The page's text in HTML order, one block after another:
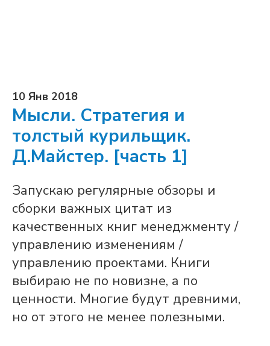
10 Янв 2018
Мысли. Стратегия и
толстый курильщик.
Д.Майстер. [часть 1]
Запускаю регулярные обзоры и
сборки важных цитат из
качественных книг менеджменту /
управлению изменениям /
управлению проектами. Книги
выбираю не по новизне, а по
ценности. Многие будут древними,
но от этого не менее полезными.